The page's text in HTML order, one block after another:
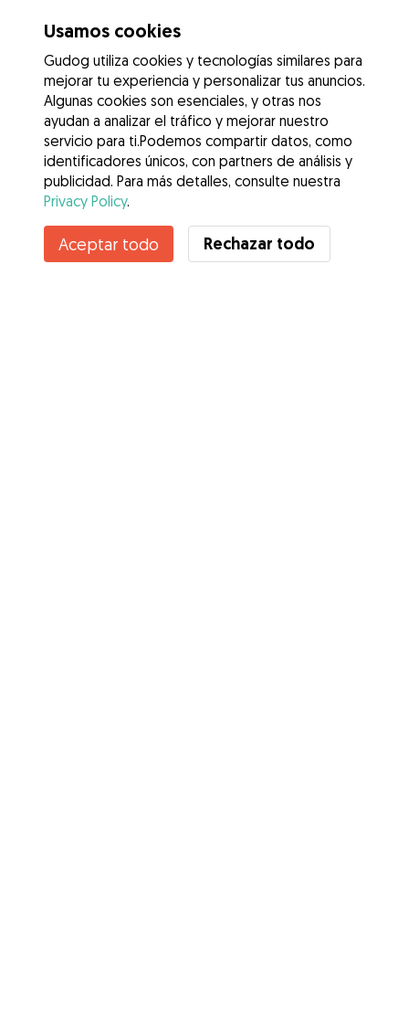
Usamos cookies
Gudog utiliza cookies y tecnologías similares para
mejorar tu experiencia y personalizar tus anuncios.
Algunas cookies son esenciales, y otras nos
ayudan a analizar el tráfico y mejorar nuestro
servicio para ti.Podemos compartir datos, como
identificadores únicos, con partners de análisis y
publicidad. Para más detalles, consulte nuestra
Privacy Policy.
Aceptar todo Rechazar todo